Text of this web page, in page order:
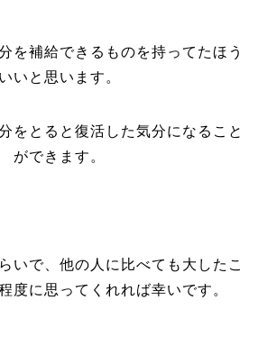
を補給できるものを持ってたほう
いと思います。
をとると復活した気分になること
ができます。
いで、他の人に比べても大したこ
度に思ってくれれば幸いです。